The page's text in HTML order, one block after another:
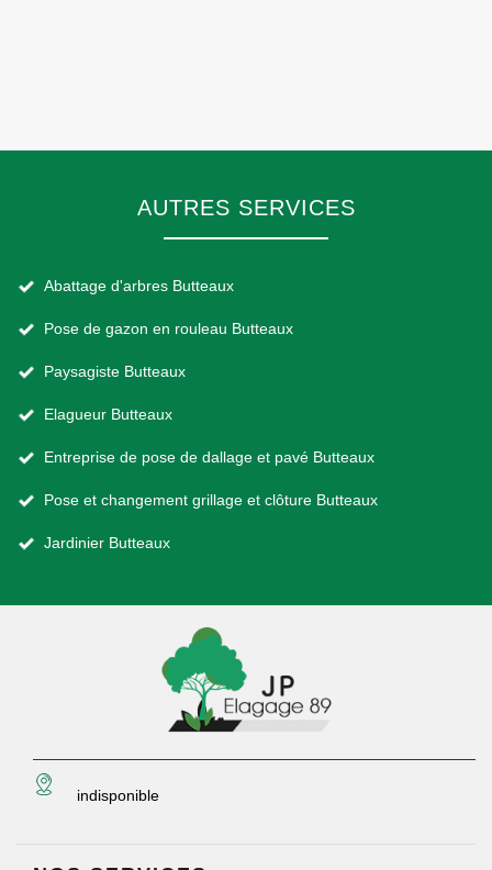
AUTRES SERVICES
Abattage d'arbres Butteaux
Pose de gazon en rouleau Butteaux
Paysagiste Butteaux
Elagueur Butteaux
Entreprise de pose de dallage et pavé Butteaux
Pose et changement grillage et clôture Butteaux
Jardinier Butteaux
indisponible